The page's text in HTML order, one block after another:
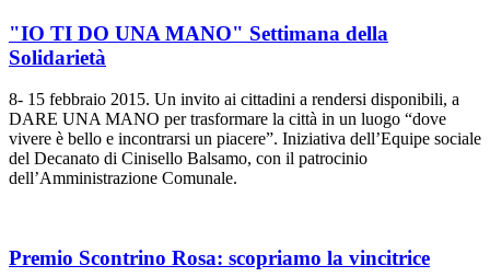
"IO TI DO UNA MANO" Settimana della
Solidarietà
8- 15 febbraio 2015. Un invito ai cittadini a rendersi disponibili, a
DARE UNA MANO per trasformare la città in un luogo “dove
vivere è bello e incontrarsi un piacere”. Iniziativa dell’Equipe sociale
del Decanato di Cinisello Balsamo, con il patrocinio
dell’Amministrazione Comunale.
Premio Scontrino Rosa: scopriamo la vincitrice